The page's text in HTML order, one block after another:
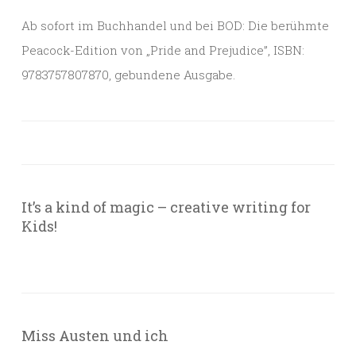
Ab sofort im Buchhandel und bei BOD: Die berühmte
Peacock-Edition von „Pride and Prejudice”, ISBN:
9783757807870, gebundene Ausgabe.
It’s a kind of magic – creative writing for
Kids!
Miss Austen und ich